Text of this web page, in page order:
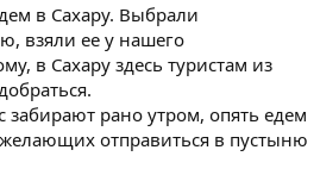
в Сахару. Выбрали
взяли ее у нашего
в Сахару здесь туристам из
забирают рано утром, опять едем
отправиться в пустыню